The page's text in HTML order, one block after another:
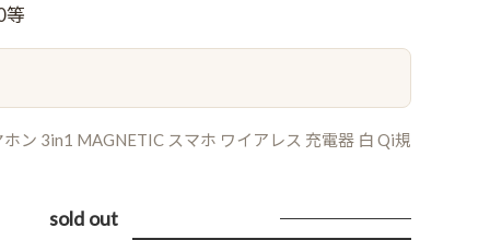
等
ン 3in1 MAGNETIC スマホ ワイアレス 充電器 白 Qi規
sold out